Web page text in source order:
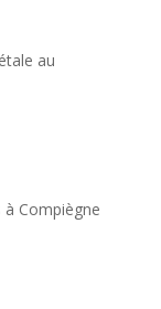
au
Compiègne